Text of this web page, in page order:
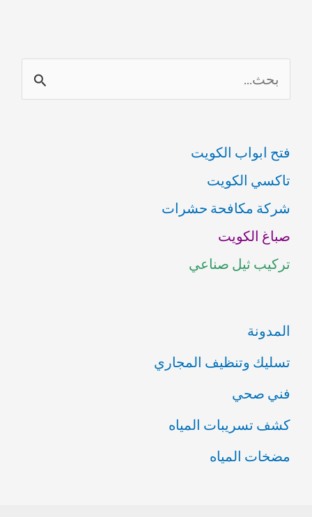
ل
ح
ث
ع
ن
:
فتح ابواب الكويت
تاكسي الكويت
شركة مكافحة حشرات
صباغ الكويت
تركيب ثيل صناعي
المدونة
تسليك وتنظيف المجاري
فني صحي
كشف تسريبات المياه
مضخات المياه